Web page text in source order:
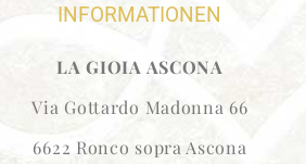
INFORMATIONEN
LA GIOIA ASCONA
Via Gottardo Madonna 66
6622 Ronco sopra Ascona